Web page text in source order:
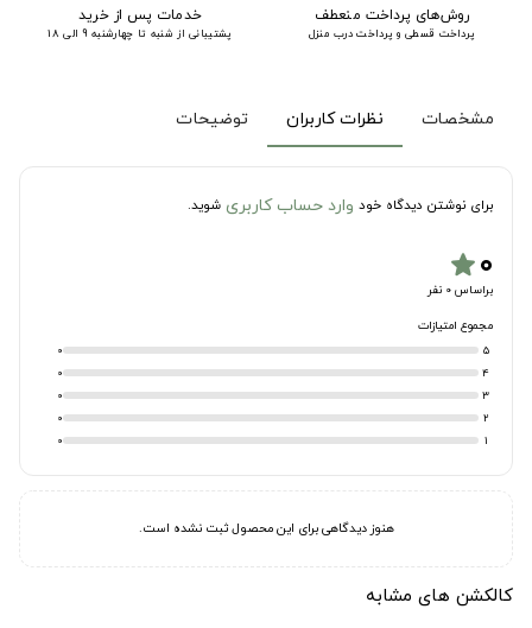
روش‌های پرداخت منعطف
پرداخت قسطی و پرداخت درب منزل
خدمات پس از خرید
پشتیبانی از شنبه تا چهارشنبه 9 الی 18
مشخصات نظرات کاربران توضیحات
برای نوشتن دیدگاه خود وارد حساب کاربری شوید.
۰star
براساس 0 نفر
مجموع امتیازات
5
0
4
0
3
0
2
0
1
0
هنوز دیدگاهی برای این محصول ثبت نشده است.
کالکشن های مشابه